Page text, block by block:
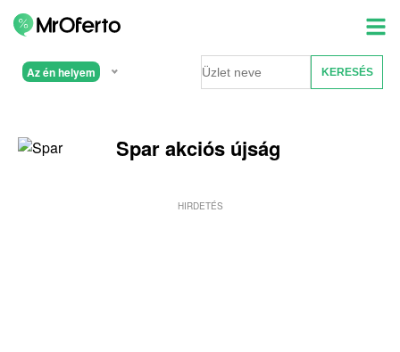
Az én helyem
Spar akciós újság
HIRDETÉS